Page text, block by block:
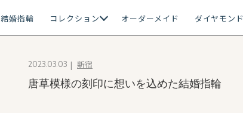
結婚指輪 コレクション オーダーメイド ダイヤモンド
2023.03.03 新宿
唐草模様の刻印に想いを込めた結婚指輪